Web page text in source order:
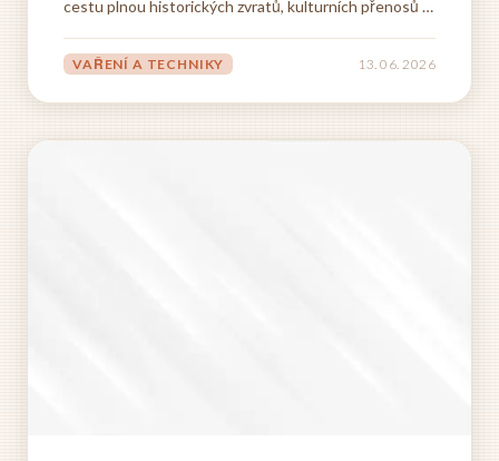
cestu plnou historických zvratů, kulturních přenosů a
minulosti, přičemž kořeny tohoto delikátního cukroví
VAŘENÍ A TECHNIKY 13. 06. 2026